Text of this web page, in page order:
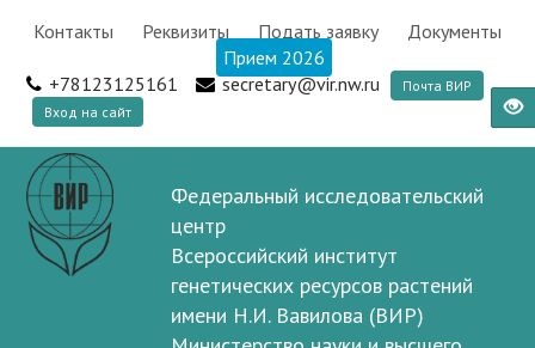
Контакты Реквизиты Подать заявку
Документы
Прием 2026
+78123125161
secretary@vir.nw.ru
Почта ВИР
Вход на сайт
Федеральный исследовательский
центр
Всероссийский институт
генетических ресурсов растений
имени Н.И. Вавилова (ВИР)